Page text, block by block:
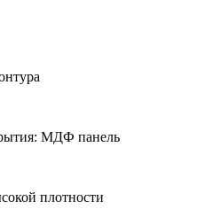
МДФ панель
плотности